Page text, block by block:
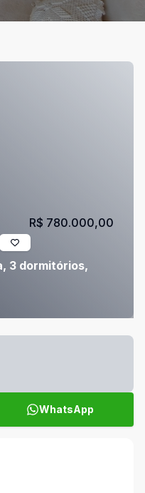
3 dormitórios,
R$ 780.000,00
WhatsApp